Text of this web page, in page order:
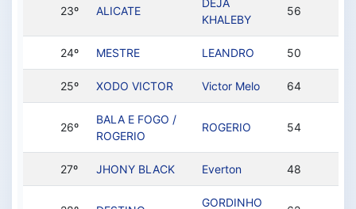
23º ALICATE
KHALEBY
56
24º MESTRE LEANDRO 50
25º XODO VICTOR Victor Melo 64
26º
BALA E FOGO /
ROGERIO
ROGERIO 54
27º JHONY BLACK Everton 48
GORDINHO